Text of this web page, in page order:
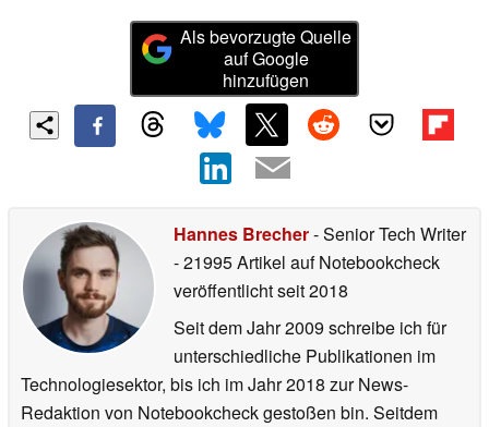
Als bevorzugte Quelle
auf Google
hinzufügen
Hannes Brecher- Senior Tech Writer
- 21995 Artikel auf Notebookcheck
veröffentlichtseit 2018
Seit dem Jahr 2009 schreibe ich für
unterschiedliche Publikationen im
Technologiesektor, bis ich im Jahr 2018 zur News-
Redaktion von Notebookcheck gestoßen bin. Seitdem